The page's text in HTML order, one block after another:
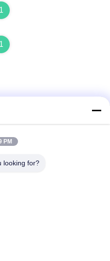
1
1
Avenue, Industrial East
PM
looking for?